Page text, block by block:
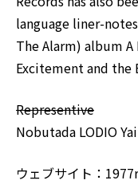
language liner-
The Alarm) album
Excitement and the
Representive
Nobutada LODIO
ウェブサイト：